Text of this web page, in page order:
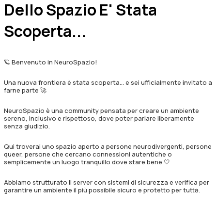
Dello Spazio E' Stata
Scoperta...
🪐 Benvenuto in NeuroSpazio!
Una nuova frontiera è stata scoperta… e sei ufficialmente invitato a
farne parte 🚀
NeuroSpazio è una community pensata per creare un ambiente
sereno, inclusivo e rispettoso, dove poter parlare liberamente
senza giudizio.
Qui troverai uno spazio aperto a persone neurodivergenti, persone
queer, persone che cercano connessioni autentiche o
semplicemente un luogo tranquillo dove stare bene 🤍
Abbiamo strutturato il server con sistemi di sicurezza e verifica per
garantire un ambiente il più possibile sicuro e protetto per tuttə.